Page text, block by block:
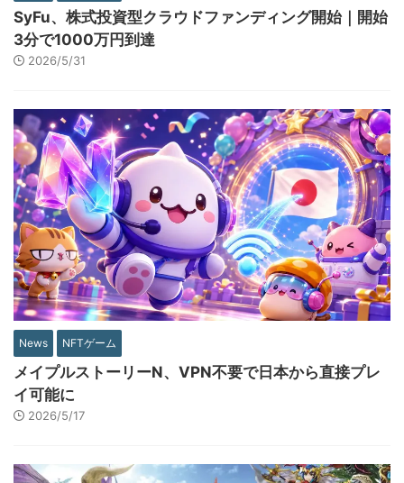
SyFu、株式投資型クラウドファンディング開始｜開始
3分で1000万円到達
2026/5/31
News NFTゲーム
メイプルストーリーN、VPN不要で日本から直接プレ
イ可能に
2026/5/17